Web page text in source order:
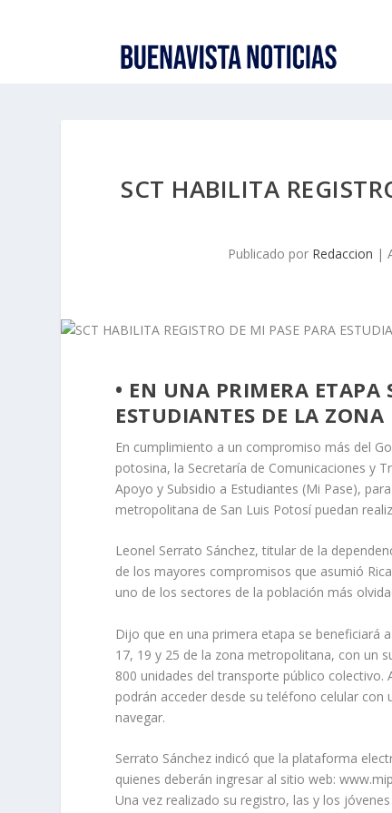
SCT HABILITA
Publicado por Redaccion |
• EN UNA PRIMERA ETAPA
ESTUDIANTES DE LA
En cumplimiento a un compromiso más del
potosina, la Secretaría de Comunicaciones y
Apoyo y Subsidio a Estudiantes (Mi Pase),
metropolitana de San Luis Potosí puedan
Leonel Serrato Sánchez, titular de la
de los mayores compromisos que asumió
uno de los sectores de la población más
Dijo que en una primera etapa se beneficiará
17, 19 y 25 de la zona metropolitana, con un
800 unidades del transporte público
podrán acceder desde su teléfono celular
navegar.
Serrato Sánchez indicó que la plataforma
quienes deberán ingresar al sitio web:
Una vez realizado su registro, las y los